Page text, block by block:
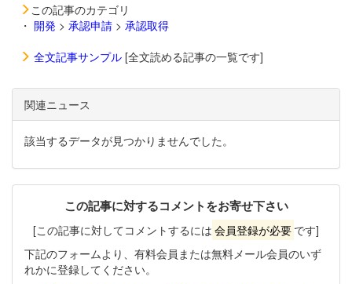
この記事のカテゴリ
・ 開発 > 承認申請 > 承認取得
全文記事サンプル [全文読める記事の一覧です]
関連ニュース
該当するデータが見つかりませんでした。
この記事に対するコメントをお寄せ下さい
[この記事に対してコメントするには 会員登録が必要 です]
下記のフォームより、有料会員または無料メール会員のいず
れかに登録してください。